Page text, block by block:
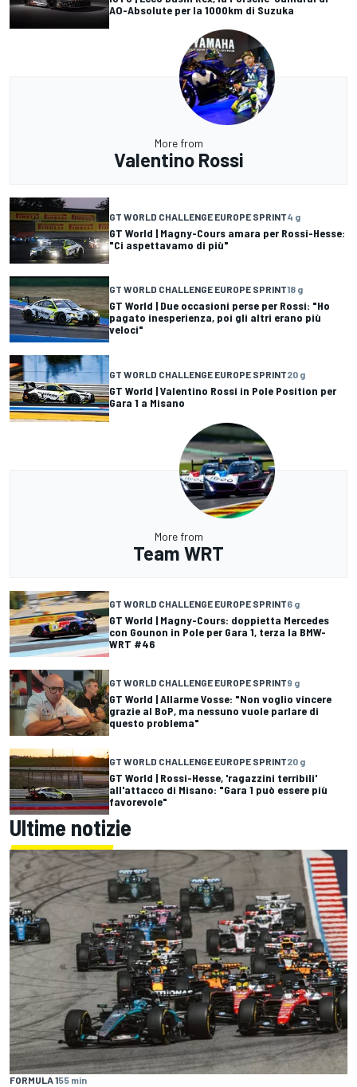
AO-Absolute per la 1000km di Suzuka
More from
Valentino Rossi
GT WORLD CHALLENGE EUROPE SPRINT4 g
GT World | Magny-Cours amara per Rossi-Hesse:
"Ci aspettavamo di più"
GT WORLD CHALLENGE EUROPE SPRINT18 g
GT World | Due occasioni perse per Rossi: "Ho
pagato inesperienza, poi gli altri erano più
veloci"
GT WORLD CHALLENGE EUROPE SPRINT20 g
GT World | Valentino Rossi in Pole Position per
Gara 1 a Misano
More from
Team WRT
GT WORLD CHALLENGE EUROPE SPRINT6 g
GT World | Magny-Cours: doppietta Mercedes
con Gounon in Pole per Gara 1, terza la BMW-
WRT #46
GT WORLD CHALLENGE EUROPE SPRINT9 g
GT World | Allarme Vosse: "Non voglio vincere
grazie al BoP, ma nessuno vuole parlare di
questo problema"
GT WORLD CHALLENGE EUROPE SPRINT20 g
GT World | Rossi-Hesse, 'ragazzini terribili'
all'attacco di Misano: "Gara 1 può essere più
favorevole"
Ultime notizie
FORMULA 155 min